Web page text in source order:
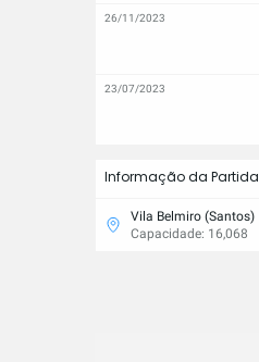
Informação da Partida
Vila Belmiro (Santos)
Capacidade: 16,068
26/11/2023
23/07/2023